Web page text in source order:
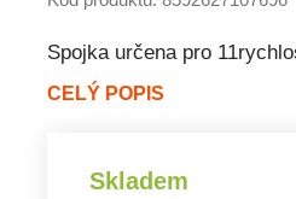
Spojka určena pro
CELÝ POPIS
Skladem